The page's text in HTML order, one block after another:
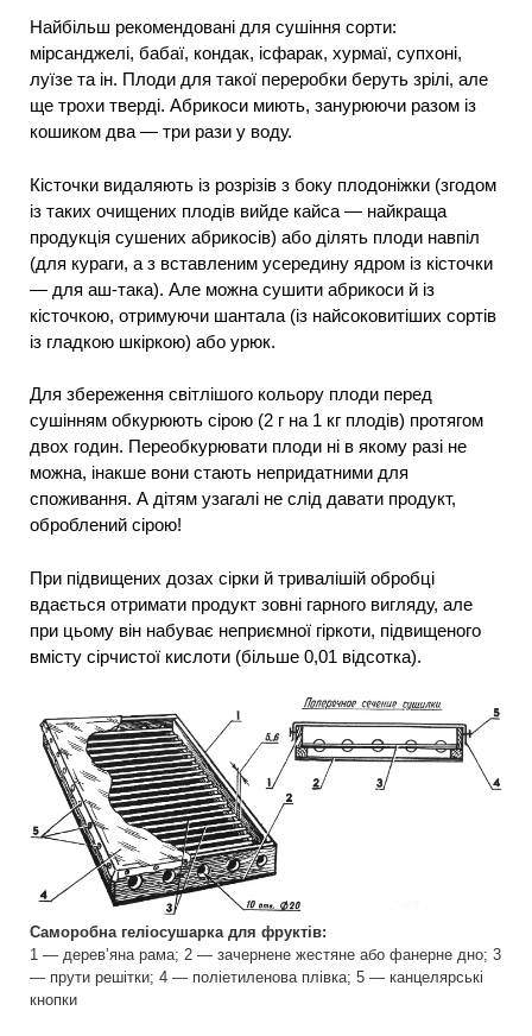
Найбільш рекомендовані для сушіння сорти:
мірсанджелі, бабаї, кондак, ісфарак, хурмаї, супхоні,
луїзе та ін. Плоди для такої переробки беруть зрілі, але
ще трохи тверді. Абрикоси миють, занурюючи разом із
кошиком два — три рази у воду.
Кісточки видаляють із розрізів з боку плодоніжки (згодом
із таких очищених плодів вийде кайса — найкраща
продукція сушених абрикосів) або ділять плоди навпіл
(для кураги, а з вставленим усередину ядром із кісточки
— для аш-така). Але можна сушити абрикоси й із
кісточкою, отримуючи шантала (із найсоковитіших сортів
із гладкою шкіркою) або урюк.
Для збереження світлішого кольору плоди перед
сушінням обкурюють сірою (2 г на 1 кг плодів) протягом
двох годин. Переобкурювати плоди ні в якому разі не
можна, інакше вони стають непридатними для
споживання. А дітям узагалі не слід давати продукт,
оброблений сірою!
При підвищених дозах сірки й тривалішій обробці
вдається отримати продукт зовні гарного вигляду, але
при цьому він набуває неприємної гіркоти, підвищеного
вмісту сірчистої кислоти (більше 0,01 відсотка).
Саморобна геліосушарка для фруктів:
1 — дерев’яна рама; 2 — зачернене жестяне або фанерне дно; 3
— прути решітки; 4 — поліетиленова плівка; 5 — канцелярські
кнопки